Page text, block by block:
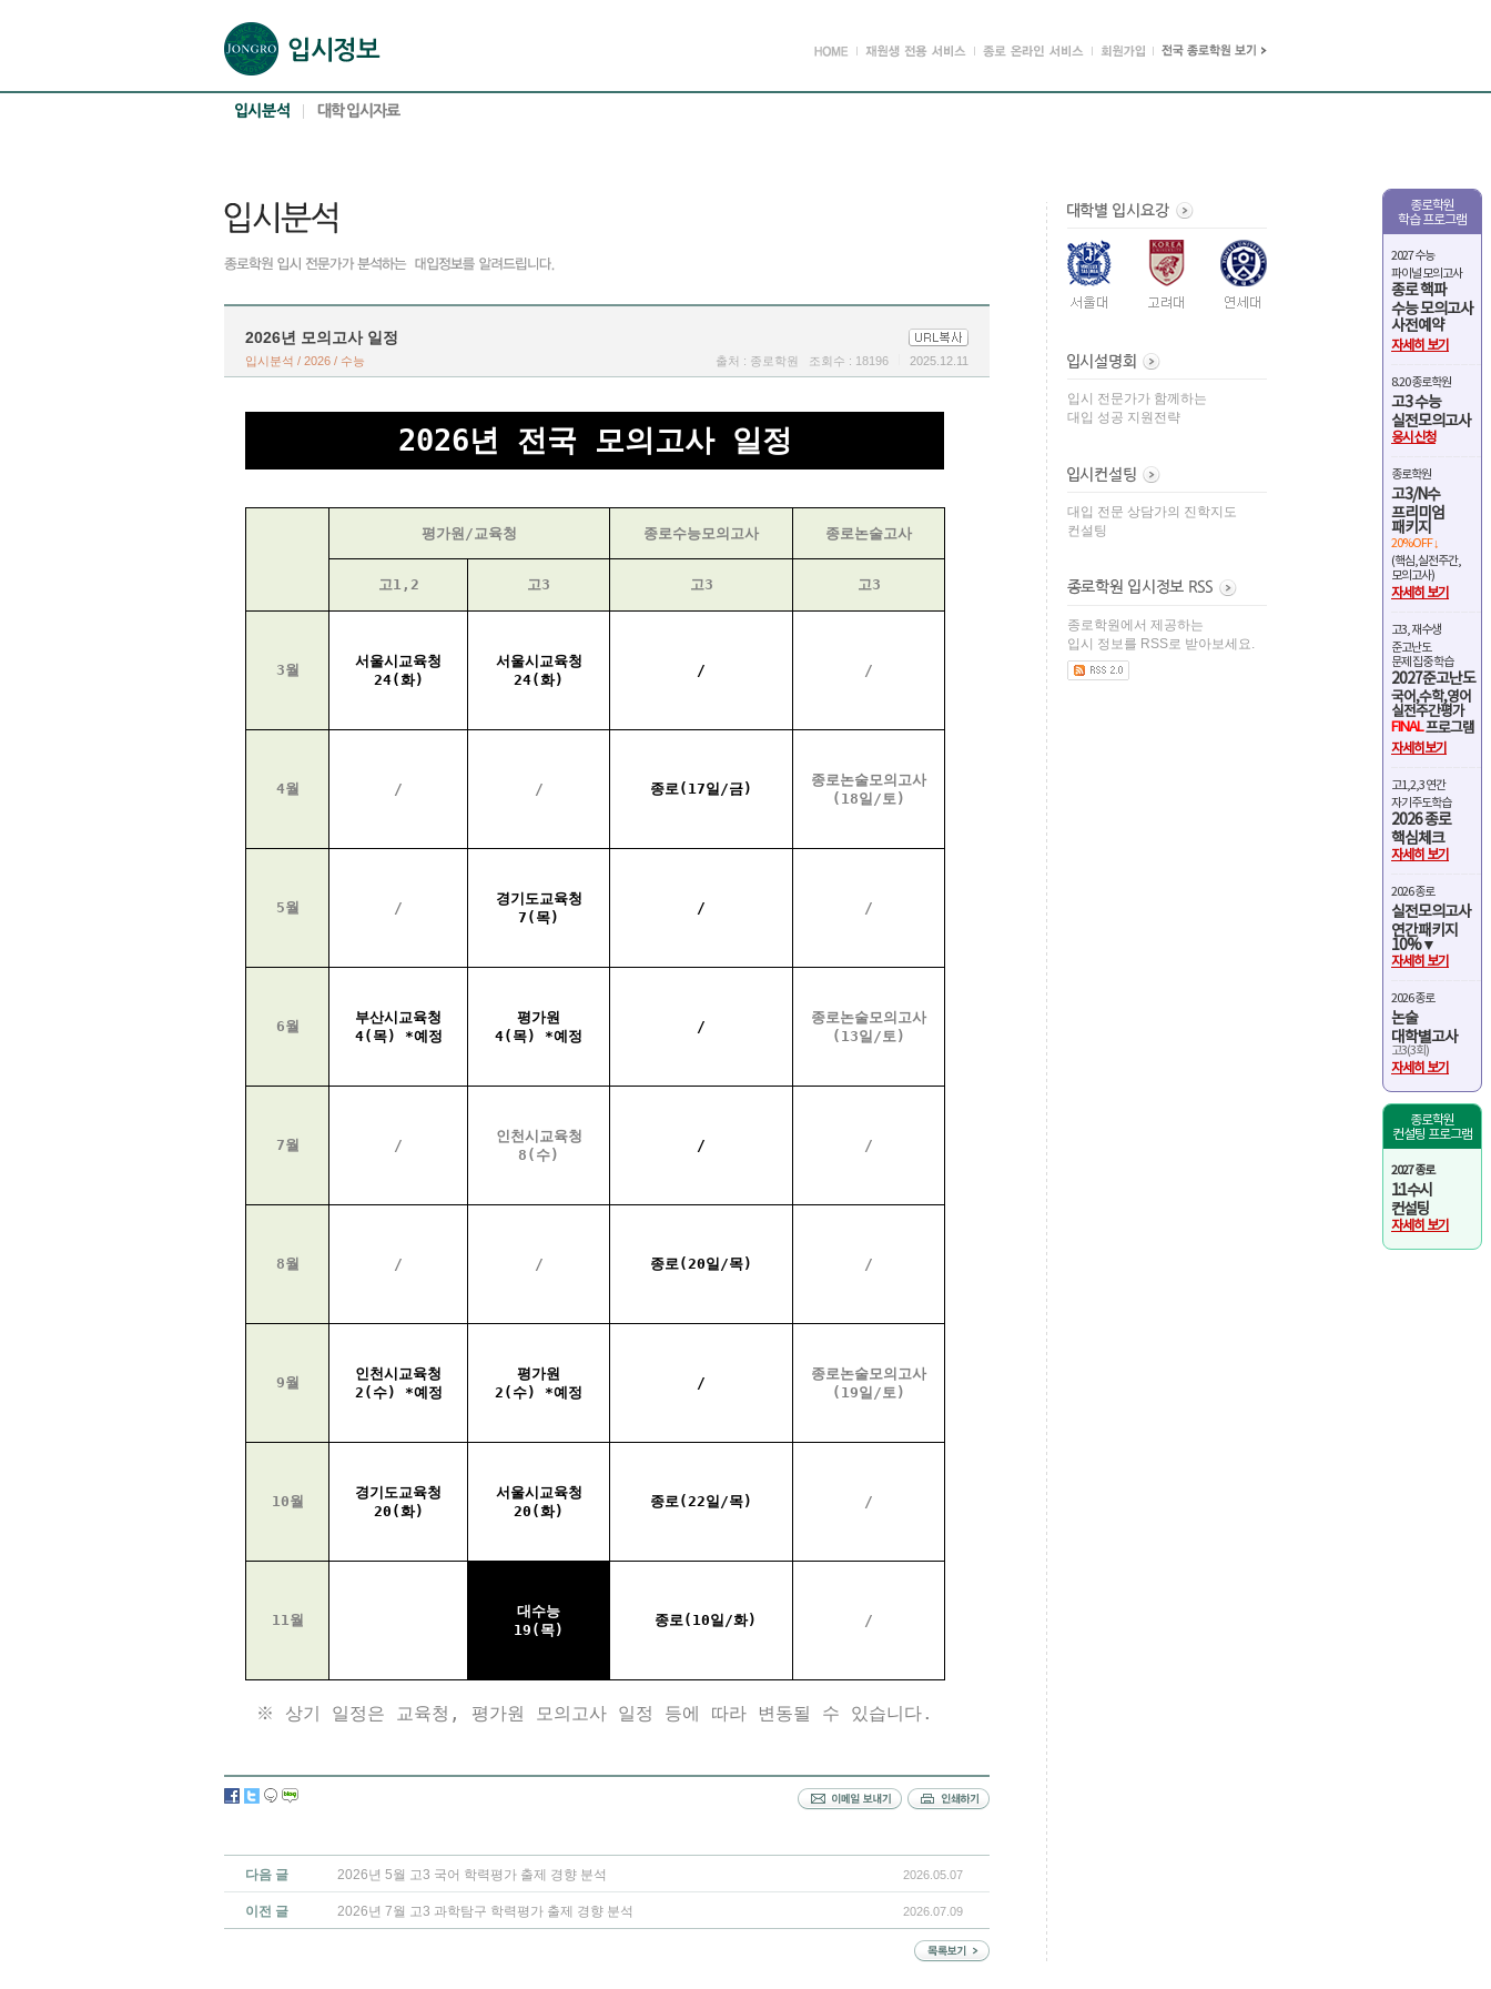
종로학원
학습 프로그램
2027 수능
파이널 모의고사
종로 핵파
수능 모의고사
사전예약
자세히 보기
8.20 종로학원
고3 수능
실전모의고사
응시신청
종로학원
고3/N수
프리미엄
패키지
20%OFF ↓
(핵심,실전주간,
모의고사)
자세히 보기
고3, 재수생
준고난도
문제 집중 학습
2027준고난도
국어,수학,영어
실전주간평가
FINAL프로그램
자세히보기
고1,2,3 연간
자기주도학습
2026 종로
핵심체크
자세히 보기
2026 종로
실전모의고사
연간패키지
10%▼
자세히 보기
2026 종로
논술
대학별고사
고3(3회)
자세히 보기
종로학원
컨설팅 프로그램
2027 종로
1:1 수시
컨설팅
자세히 보기
2026년 모의고사 일정
입시분석 / 2026 / 수능 2025.12.11
출처 : 종로학원 조회수 : 18196
2026년 전국 모의고사 일정
평가원/교육청 종로수능모의고사 종로논술고사
고1,2 고3 고3 고3
3월
서울시교육청
24(화)
서울시교육청
24(화)
/ /
4월 / / 종로(17일/금)
종로논술모의고사
(18일/토)
5월 /
경기도교육청
7(목)
/ /
6월
부산시교육청
4(목) *예정
평가원
4(목) *예정
/
종로논술모의고사
(13일/토)
7월 /
인천시교육청
8(수)
/ /
8월 / / 종로(20일/목) /
9월
인천시교육청
2(수) *예정
평가원
2(수) *예정
/
종로논술모의고사
(19일/토)
10월
경기도교육청
20(화)
서울시교육청
20(화)
종로(22일/목) /
11월
대수능
19(목)
종로(10일/화) /
※ 상기 일정은 교육청, 평가원 모의고사 일정 등에 따라 변동될 수 있습니다.
다음 글 2026년 5월 고3 국어 학력평가 출제 경향 분석 2026.05.07
이전 글 2026년 7월 고3 과학탐구 학력평가 출제 경향 분석 2026.07.09
입시 전문가가 함께하는
대입 성공 지원전략
대입 전문 상담가의 진학지도
컨설팅
종로학원에서 제공하는
입시 정보를 RSS로 받아보세요.